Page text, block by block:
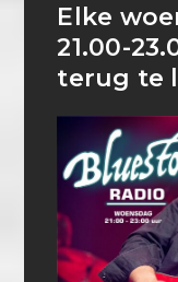
Elke
21.00-
terug te